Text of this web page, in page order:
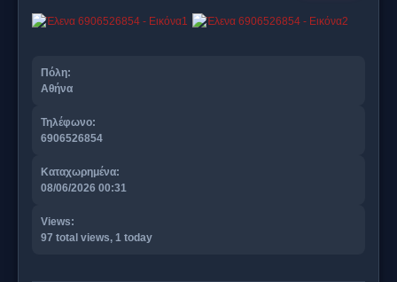
Πόλη:
Αθήνα
Τηλέφωνο:
6906526854
Καταχωρημένα:
08/06/2026 00:31
Views:
97 total views, 1 today